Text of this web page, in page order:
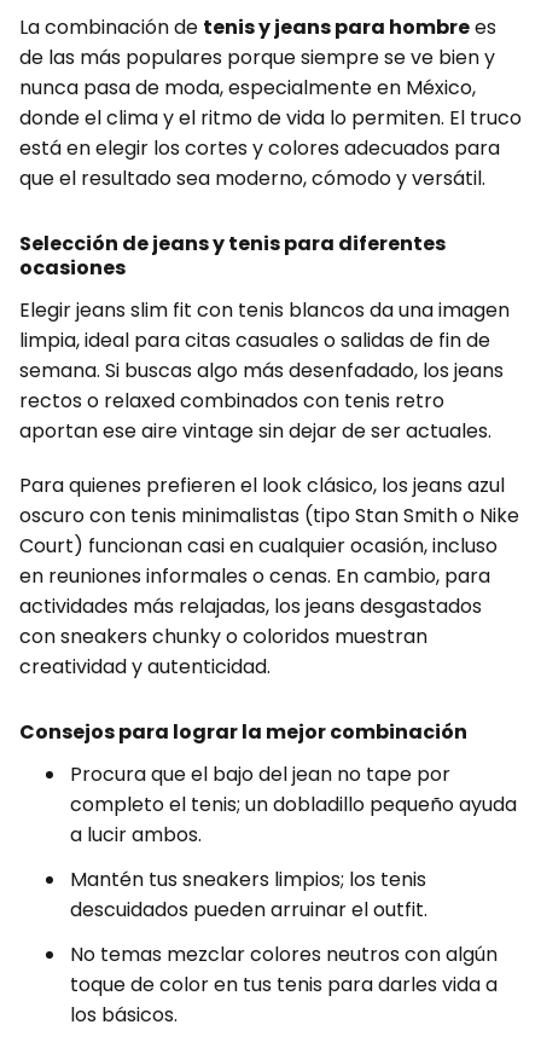
La combinación de tenis y jeans para hombrees
de las más populares porque siempre se ve bien y
nunca pasa de moda, especialmente en México,
donde el clima y el ritmo de vida lo permiten. El truco
está en elegir los cortes y colores adecuados para
que el resultado sea moderno, cómodo y versátil.
Selección de jeans y tenis para diferentes
ocasiones
Elegir jeans slim fit con tenis blancos da una imagen
limpia, ideal para citas casuales o salidas de fin de
semana. Si buscas algo más desenfadado, los jeans
rectos o relaxed combinados con tenis retro
aportan ese aire vintage sin dejar de ser actuales.
Para quienes prefieren el look clásico, los jeans azul
oscuro con tenis minimalistas (tipo Stan Smith o Nike
Court) funcionan casi en cualquier ocasión, incluso
en reuniones informales o cenas. En cambio, para
actividades más relajadas, los jeans desgastados
con sneakers chunky o coloridos muestran
creatividad y autenticidad.
Consejos para lograr la mejor combinación
Procura que el bajo del jean no tape por
completo el tenis; un dobladillo pequeño ayuda
a lucir ambos.
Mantén tus sneakers limpios; los tenis
descuidados pueden arruinar el outfit.
No temas mezclar colores neutros con algún
toque de color en tus tenis para darles vida a
los básicos.